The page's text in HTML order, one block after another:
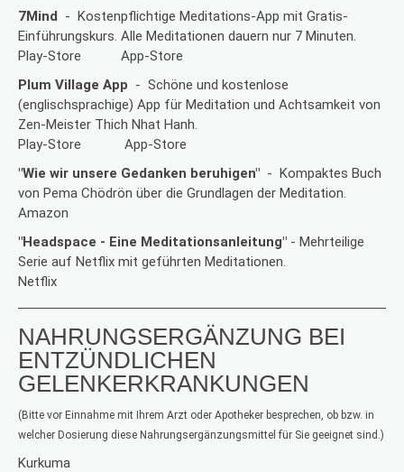
7Mind - Kostenpflichtige Meditations-App mit Gratis-
Einführungskurs. Alle Meditationen dauern nur 7 Minuten.
Play-Store
App-Store
Plum Village App - Schöne und kostenlose
(englischsprachige) App für Meditation und Achtsamkeit von
Zen-Meister Thich Nhat Hanh.
Play-Store
App-Store
"Wie wir unsere Gedanken beruhigen" - Kompaktes Buch
von Pema Chödrön über die Grundlagen der Meditation.
Amazon
"Headspace - Eine Meditationsanleitung" - Mehrteilige
Serie auf Netflix mit geführten Meditationen.
Netflix
NAHRUNGSERGÄNZUNG BEI
ENTZÜNDLICHEN
GELENKERKRANKUNGEN
(Bitte vor Einnahme mit Ihrem Arzt oder Apotheker besprechen, ob bzw. in
welcher Dosierung diese Nahrungsergänzungsmittel für Sie geeignet sind.)
Kurkuma